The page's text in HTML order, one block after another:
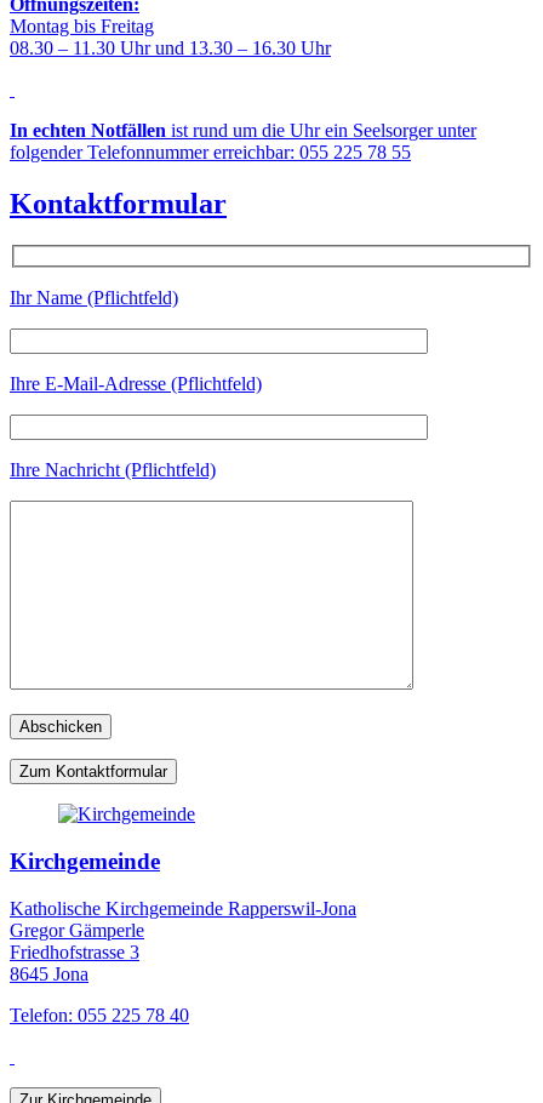
Montag bis Freitag
08.30 – 11.30 Uhr und 13.30 – 16.30 Uhr
In echten Notfällen ist rund um die Uhr ein Seelsorger unter
folgender Telefonnummer erreichbar: 055 225 78 55
Kontaktformular
Ihr Name (Pflichtfeld)
Ihre E-Mail-Adresse (Pflichtfeld)
Ihre Nachricht (Pflichtfeld)
Zum Kontaktformular
Kirchgemeinde
Katholische Kirchgemeinde Rapperswil-Jona
Gregor Gämperle
Friedhofstrasse 3
8645 Jona
Telefon: 055 225 78 40